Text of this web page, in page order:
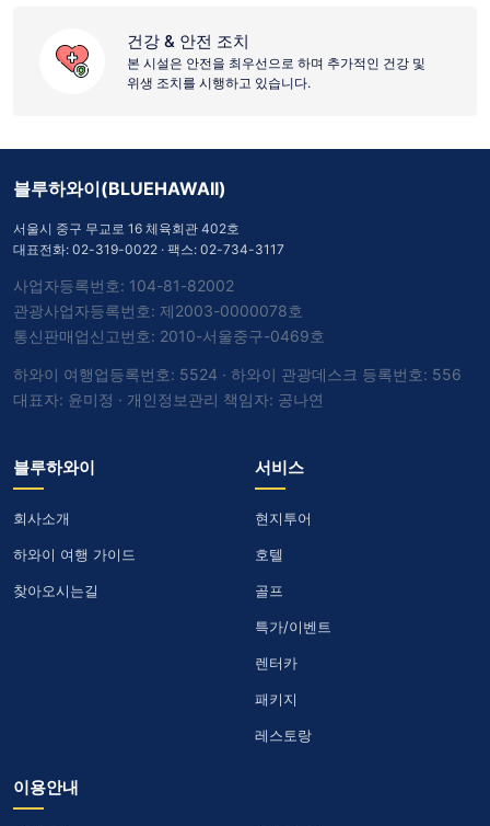
건강 & 안전 조치
본 시설은 안전을 최우선으로 하며 추가적인 건강 및
위생 조치를 시행하고 있습니다.
블루하와이(BLUEHAWAII)
서울시 중구 무교로 16 체육회관 402호
대표전화: 02-319-0022 · 팩스: 02-734-3117
사업자등록번호: 104-81-82002
관광사업자등록번호: 제2003-0000078호
통신판매업신고번호: 2010-서울중구-0469호
하와이 여행업등록번호: 5524 · 하와이 관광데스크 등록번호: 556
대표자: 윤미정 · 개인정보관리 책임자: 공나연
블루하와이
회사소개
하와이 여행 가이드
찾아오시는길
서비스
현지투어
호텔
골프
특가/이벤트
렌터카
패키지
레스토랑
이용안내